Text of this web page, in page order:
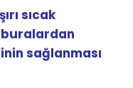
sıcak
sağlanması